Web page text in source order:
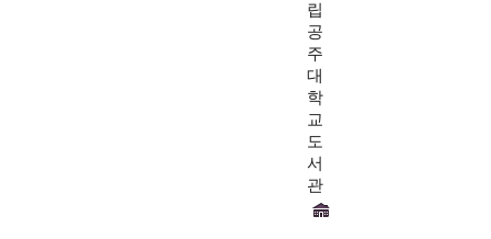
립
공
주
대
학
교
도
서
관